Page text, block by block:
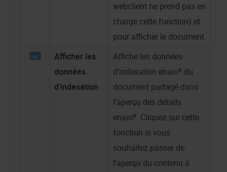
webclient ne prend pas en
charge cette fonction) et
pour afficher le document.
Afficher les
données
d’indexation
Affiche les données
d'indexation enaio® du
document partagé dans
l'aperçu des détails
enaio®. Cliquez sur cette
fonction si vous
souhaitez passer de
l'aperçu du contenu à